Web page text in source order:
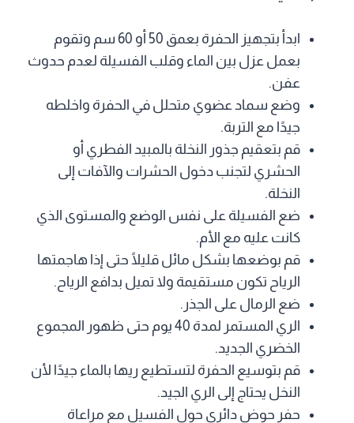
ابدأ بتجهيز الحفرة بعمق 50 أو 60 سم وتقوم
بعمل عزل بين الماء وقلب الفسيلة لعدم حدوث
عفن.
وضع سماد عضوي متحلل في الحفرة واخلطه
جيدًا مع التربة.
قم بتعقيم جذور النخلة بالمبيد الفطري أو
الحشري لتجنب دخول الحشرات والآفات إلى
النخلة.
ضع الفسيلة على نفس الوضع والمستوى الذي
كانت عليه مع الأم.
قم بوضعها بشكل مائل قليلًا حتى إذا هاجمتها
الرياح تكون مستقيمة ولا تميل بدافع الرياح.
ضع الرمال على الجذر.
الري المستمر لمدة 40 يوم حتى ظهور المجموع
الخضري الجديد.
قم بتوسيع الحفرة لتستطيع ريها بالماء جيدًا لأن
النخل يحتاج إلى الري الجيد.
حفر حوض دائري حول الفسيل مع مراعاة